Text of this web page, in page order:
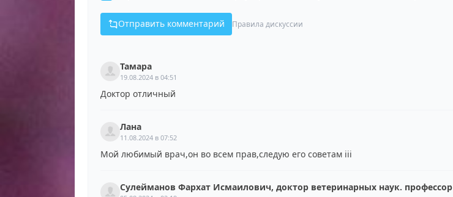
Отправить комментарий Правила дискуссии
Тамара
19.08.2024 в 04:51
Доктор отличный
Лана
11.08.2024 в 07:52
Мой любимый врач,он во всем прав,следую его советам iii
Сулейманов Фархат Исмаилович, доктор ветеринарных наук. профессор